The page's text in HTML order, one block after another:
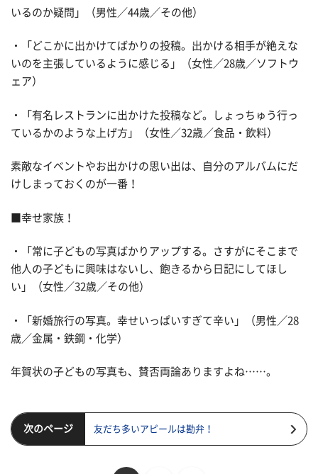
いるのか疑問」（男性／44歳／その他）
・「どこかに出かけてばかりの投稿。出かける相手が絶えな
いのを主張しているように感じる」（女性／28歳／ソフトウ
ェア）
・「有名レストランに出かけた投稿など。しょっちゅう行っ
ているかのような上げ方」（女性／32歳／食品・飲料）
素敵なイベントやお出かけの思い出は、自分のアルバムにだ
けしまっておくのが一番！
■幸せ家族！
・「常に子どもの写真ばかりアップする。さすがにそこまで
他人の子どもに興味はないし、飽きるから日記にしてほし
い」（女性／32歳／その他）
・「新婚旅行の写真。幸せいっぱいすぎて辛い」（男性／28
歳／金属・鉄鋼・化学）
年賀状の子どもの写真も、賛否両論ありますよね……。
次のページ 友だち多いアピールは勘弁！